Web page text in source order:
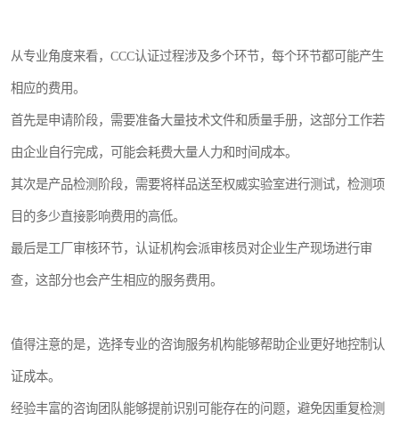
从专业角度来看，CCC认证过程涉及多个环节，每个环节都可能产生
相应的费用。
首先是申请阶段，需要准备大量技术文件和质量手册，这部分工作若
由企业自行完成，可能会耗费大量人力和时间成本。
其次是产品检测阶段，需要将样品送至权威实验室进行测试，检测项
目的多少直接影响费用的高低。
最后是工厂审核环节，认证机构会派审核员对企业生产现场进行审
查，这部分也会产生相应的服务费用。
值得注意的是，选择专业的咨询服务机构能够帮助企业更好地控制认
证成本。
经验丰富的咨询团队能够提前识别可能存在的问题，避免因重复检测